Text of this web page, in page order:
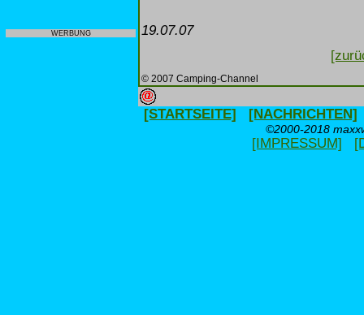
WERBUNG
19.07.07
© 2007 Camping-Channel
[STARTSEITE] [NACHRICHTEN]
©2000-2018
[IMPRESSUM]